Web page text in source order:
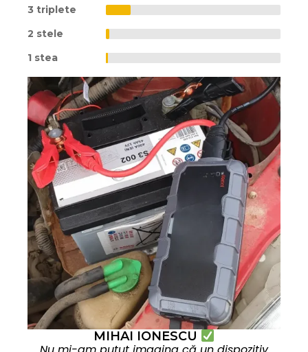
3 triplete
2 stele
1 stea
MIHAI IONESCU